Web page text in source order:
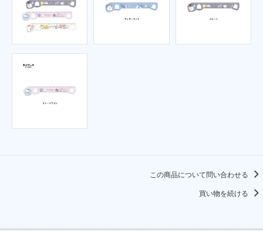
この商品について問い合わせる
買い物を続ける